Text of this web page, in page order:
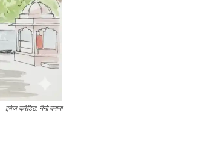
इमेज क्रेडिट: नैनो बनाना